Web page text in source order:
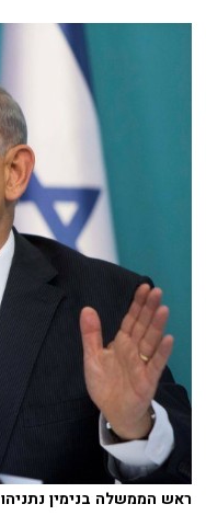
ראש הממשלה בנימין נתניהו